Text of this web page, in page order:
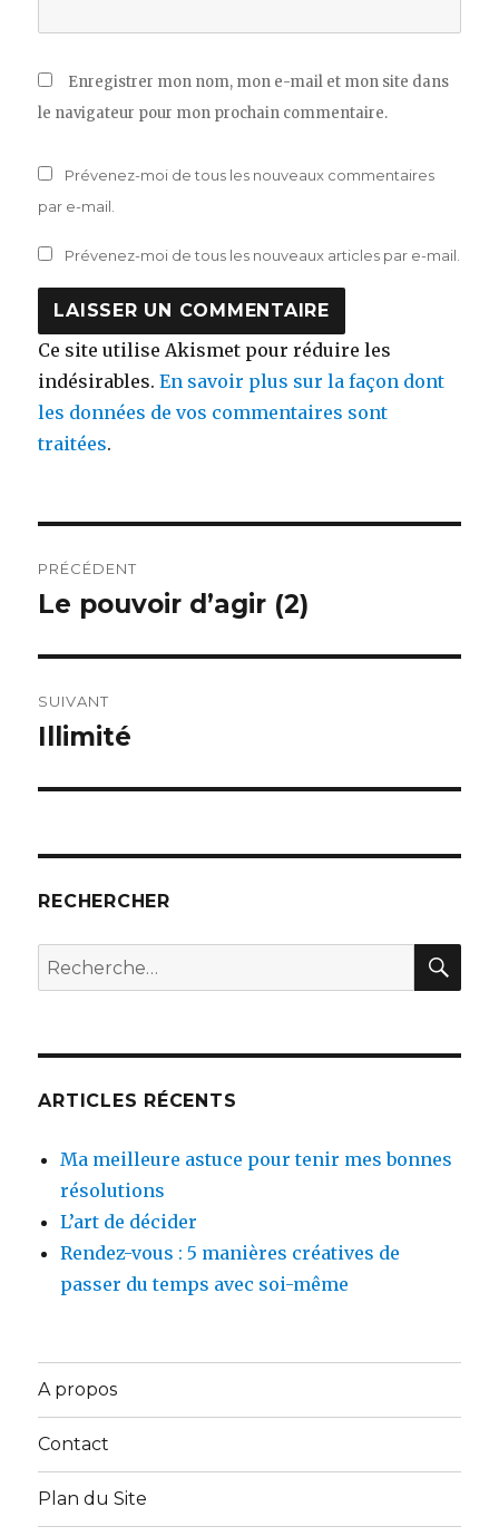
Enregistrer mon nom, mon e-mail et mon site dans
le navigateur pour mon prochain commentaire.
Prévenez-moi de tous les nouveaux commentaires
par e-mail.
Prévenez-moi de tous les nouveaux articles par e-mail.
Ce site utilise Akismet pour réduire les
indésirables.En savoir plus sur la façon dont
les données de vos commentaires sont
traitées.
de
PRÉCÉDENT
Publication
Le pouvoir d’agir (2)
SUIVANT
Publication
Illimité
RECHERCHER
Recherche
pour :
ARTICLES RÉCENTS
Ma meilleure astuce pour tenir mes bonnes
résolutions
L’art de décider
Rendez-vous : 5 manières créatives de
passer du temps avec soi-même
A propos
Contact
Plan du Site